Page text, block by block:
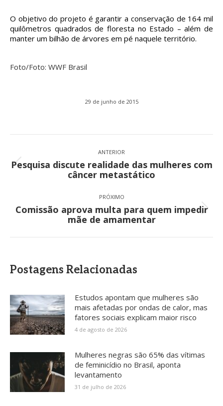
O objetivo do projeto é garantir a conservação de 164 mil
quilômetros quadrados de floresta no Estado – além de
manter um bilhão de árvores em pé naquele território.
Foto/Foto: WWF Brasil
29 de junho de 2015
de
post:
ANTERIOR
Post
anterior:
Pesquisa discute realidade das mulheres com
câncer metastático
PRÓXIMO
Próximo
post:
Comissão aprova multa para quem impedir
mãe de amamentar
Postagens Relacionadas
Estudos apontam que mulheres são
mais afetadas por ondas de calor, mas
fatores sociais explicam maior risco
4 de agosto de 2026
Mulheres negras são 65% das vítimas
de feminicídio no Brasil, aponta
levantamento
31 de julho de 2026